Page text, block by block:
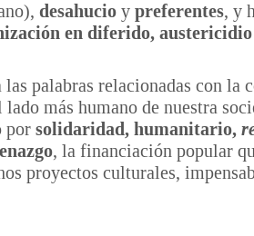
desahucio y preferentes, y
en diferido, austericidio
palabras relacionadas con la
más humano de nuestra
por solidaridad, humanitario,
, la financiación popular
proyectos culturales,